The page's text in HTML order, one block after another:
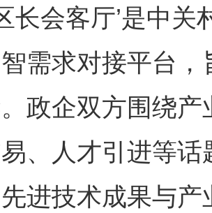
会客厅’是中关
需求对接平台
政企双方围绕
、人才引进等
进技术成果与产